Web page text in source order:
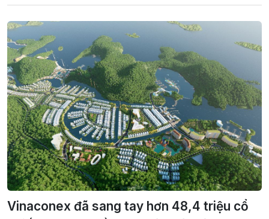
Vinaconex đã sang tay hơn 48,4 triệu cổ